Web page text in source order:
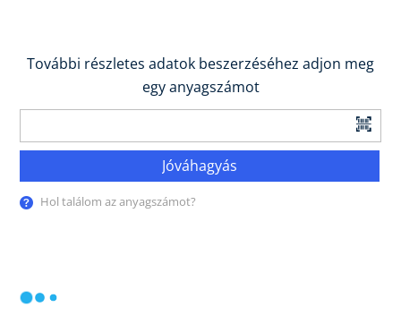
További részletes adatok beszerzéséhez adjon meg
egy anyagszámot
Jóváhagyás
Hol találom az anyagszámot?